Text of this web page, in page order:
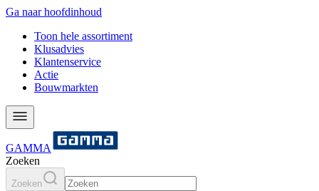
Ga naar hoofdinhoud
Toon hele assortiment
Klusadvies
Klantenservice
Actie
Bouwmarkten
GAMMA
Zoeken
Zoeken